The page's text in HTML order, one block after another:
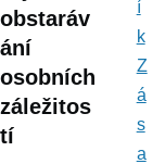
obstaráv
ání
osobních
záležitos
tí
í
k
Z
á
s
a